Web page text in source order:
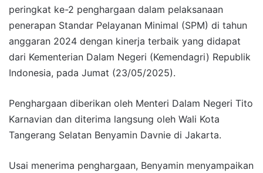
peringkat ke-2 penghargaan dalam pelaksanaan
penerapan Standar Pelayanan Minimal (SPM) di tahun
anggaran 2024 dengan kinerja terbaik yang didapat
dari Kementerian Dalam Negeri (Kemendagri) Republik
Indonesia, pada Jumat (23/05/2025).
Penghargaan diberikan oleh Menteri Dalam Negeri Tito
Karnavian dan diterima langsung oleh Wali Kota
Tangerang Selatan Benyamin Davnie di Jakarta.
Usai menerima penghargaan, Benyamin menyampaikan